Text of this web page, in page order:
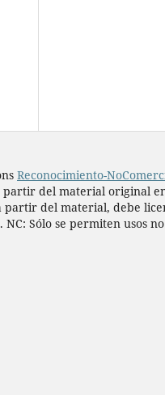
Reconocimiento-
del material original
partir del material, debe
Sólo se permiten usos